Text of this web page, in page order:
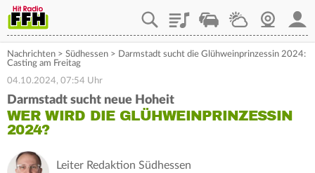
PlaylistStaupilotWetterWebcam
Nachrichten > Südhessen > Darmstadt sucht die Glühweinprinzessin 2024:
Casting am Freitag
04.10.2024, 07:54 Uhr
Darmstadt sucht neue Hoheit
WER WIRD DIE GLÜHWEINPRINZESSIN
2024?
Leiter Redaktion Südhessen